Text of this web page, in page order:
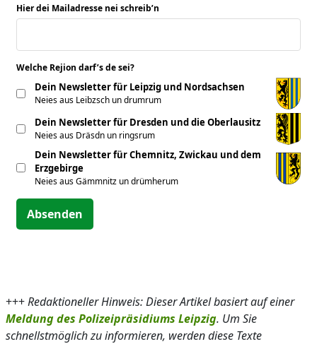
Hier dei Mailadresse nei schreib’n
Welche Rejion darf’s de sei?
Dein Newsletter für Leipzig und Nordsachsen
Neies aus Leibzsch un drumrum
Dein Newsletter für Dresden und die Oberlausitz
Neies aus Dräsdn un ringsrum
Dein Newsletter für Chemnitz, Zwickau und dem
Erzgebirge
Neies aus Gämmnitz un drümherum
Absenden
+++Redaktioneller Hinweis: Dieser Artikel basiert auf einer
Meldung des Polizeipräsidiums Leipzig. Um Sie
schnellstmöglich zu informieren, werden diese Texte